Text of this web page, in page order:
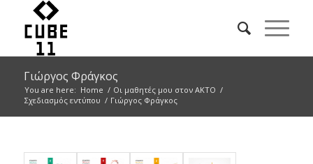
Γιώργος Φράγκος
You are here: Home / Οι μαθητές μου στον ΑΚΤΟ /
Σχεδιασμός εντύπου / Γιώργος Φράγκος